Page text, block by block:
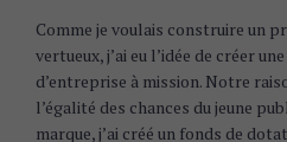
Comme je voulais construire un
vertueux, j’ai eu l’idée de créer
d’entreprise à mission. Notre
l’égalité des chances du jeune
marque, j’ai créé un fonds de
S